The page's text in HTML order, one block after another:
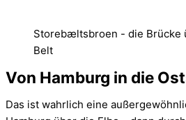
Storebæltsbroen - die Brücke
Belt
Von Hamburg in die
Das ist wahrlich eine